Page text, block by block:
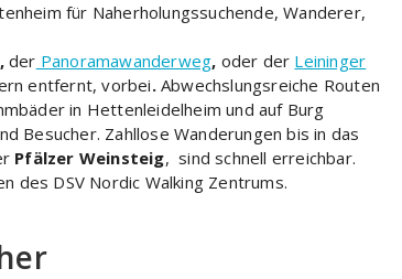
für Naherholungssuchende, Wanderer,
,der Panoramawanderweg, oder der Leininger
entfernt, vorbei.Abwechslungsreiche Routen
in Hettenleidelheim und auf Burg
Besucher. Zahllose Wanderungen bis in das
Pfälzer Weinsteig, sind schnell erreichbar.
des DSV Nordic Walking Zentrums.